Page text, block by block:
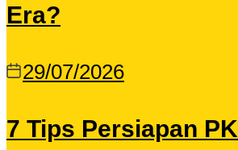
Era?
29/07/2026
7 Tips Persiapan